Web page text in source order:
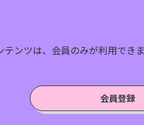
テンツは、会員のみが利用でき
会員登録